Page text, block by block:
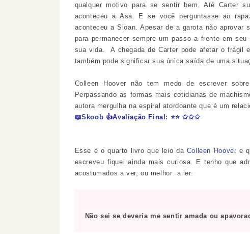
qualquer motivo para se sentir bem. Até Carter
aconteceu a Asa. E se você perguntasse ao
aconteceu a Sloan. Apesar de a garota não
para permanecer sempre um passo a frente em
sua vida.A chegada de Carter pode afetar o frágil
também pode significar sua única saída de uma
Colleen Hoover não tem medo de escrever
Perpassando as formas mais cotidianas de
autora mergulha na espiral atordoante que é um
📖Skoob 👍Avaliação Final: ⭐⭐ ✩✩✩
Esse é o quarto livro que leio da Colleen Hoovere
escreveu fiquei ainda mais curiosa. E tenho que
acostumados a ver, ou melhor a ler.
Não sei se deveria me sentir amada ou